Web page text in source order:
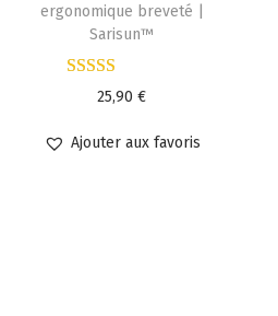
ergonomique breveté |
Sarisun™
25,90€
Ajouter aux favoris